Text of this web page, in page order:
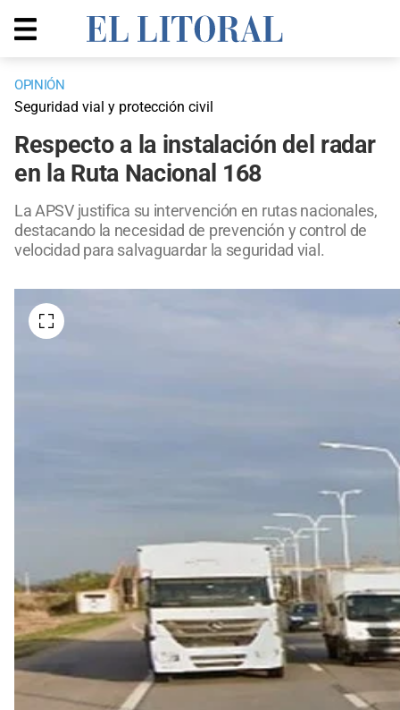
OPINIÓN
Seguridad vial y protección civil
Respecto a la instalación del radar
en la Ruta Nacional 168
La APSV justifica su intervención en rutas nacionales,
destacando la necesidad de prevención y control de
velocidad para salvaguardar la seguridad vial.